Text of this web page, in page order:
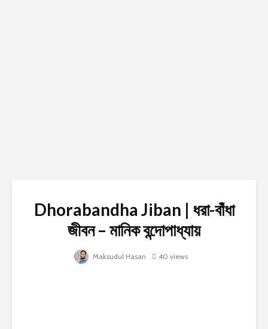
Dhorabandha Jiban | ধরা-বাঁধা
জীবন – মানিক বন্দোপাধ্যায়
Maksudul Hasan 40 views